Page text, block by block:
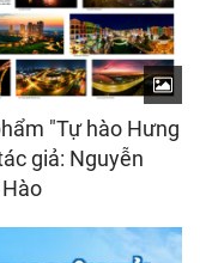
"Tự hào Hưng
giả: Nguyễn